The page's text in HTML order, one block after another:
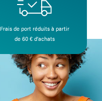
Frais de port réduits à partir
de 60 € d’achats